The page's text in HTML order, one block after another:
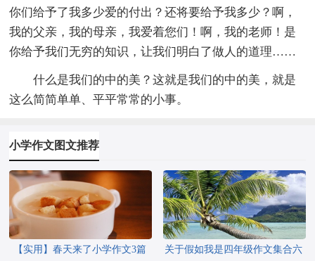
你们给予了我多少爱的付出？还将要给予我多少？啊，
我的父亲，我的母亲，我爱着您们！啊，我的老师！是
你给予我们无穷的知识，让我们明白了做人的道理……
什么是我们的中的美？这就是我们的中的美，就是
这么简简单单、平平常常的小事。
小学作文图文推荐
【实用】春天来了小学作文3篇
关于假如我是四年级作文集合六